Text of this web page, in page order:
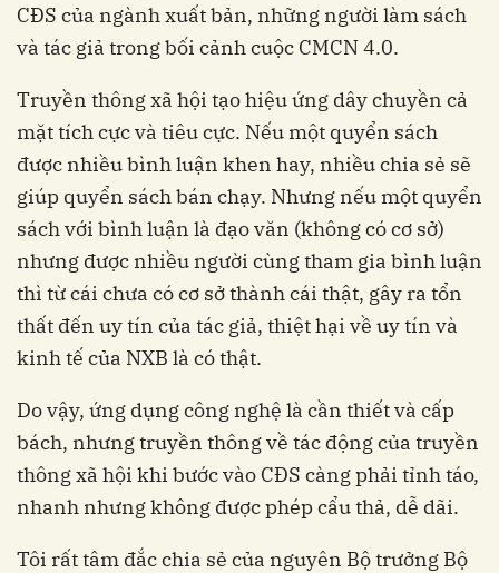
CĐS của ngành xuất bản, những người làm sách
và tác giả trong bối cảnh cuộc CMCN 4.0.
Truyền thông xã hội tạo hiệu ứng dây chuyền cả
mặt tích cực và tiêu cực. Nếu một quyển sách
được nhiều bình luận khen hay, nhiều chia sẻ sẽ
giúp quyển sách bán chạy. Nhưng nếu một quyển
sách với bình luận là đạo văn (không có cơ sở)
nhưng được nhiều người cùng tham gia bình luận
thì từ cái chưa có cơ sở thành cái thật, gây ra tổn
thất đến uy tín của tác giả, thiệt hại về uy tín và
kinh tế của NXB là có thật.
Do vậy, ứng dụng công nghệ là cần thiết và cấp
bách, nhưng truyền thông về tác động của truyền
thông xã hội khi bước vào CĐS càng phải tỉnh táo,
nhanh nhưng không được phép cẩu thả, dễ dãi.
Tôi rất tâm đắc chia sẻ của nguyên Bộ trưởng Bộ